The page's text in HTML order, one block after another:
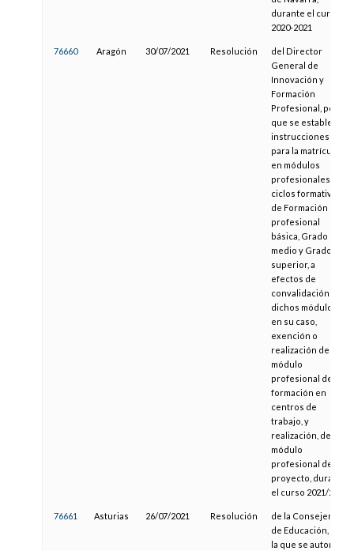
durante el curso
2020-2021
76660 Aragón 30/07/2021 Resolución
del Director
General de
Innovación y
Formación
Profesional, por la
que se establecen
instrucciones
para la matrícula
en módulos
profesionales de
ciclos formativos
de Formación
profesional
básica, Grado
medio y Grado
superior, a
efectos de
convalidación de
dichos módulos, y
en su caso,
exención o
realización del
módulo
profesional de
formación en
centros de
trabajo, y
realización, del
módulo
profesional de
proyecto, durante
el curso 2021/2022
76661 Asturias 26/07/2021 Resolución
de la Consejería
de Educación, por
la que se autoriza